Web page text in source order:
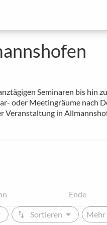
Seminaren bis hin
oder Meetingräume nach
Veranstaltung in
swap_vert Sortieren arrow_drop_down